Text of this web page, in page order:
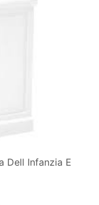
Dell Infanzia E